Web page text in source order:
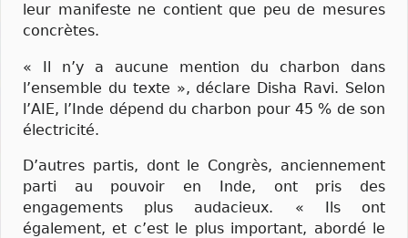
leur manifeste ne contient que peu de mesures
concrètes.
« Il n’y a aucune mention du charbon dans
l’ensemble du texte », déclare Disha Ravi. Selon
l’AIE, l’Inde dépend du charbon pour 45 % de son
électricité.
D’autres partis, dont le Congrès, anciennement
parti au pouvoir en Inde, ont pris des
engagements plus audacieux. « Ils ont
également, et c’est le plus important, abordé le